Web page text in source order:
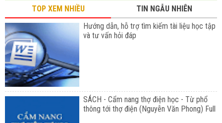
TOP XEM NHIỀU
TIN NGẪU NHIÊN
Hướng dẫn, hỗ trợ tìm kiếm tài liệu học tập
và tư vấn hỏi đáp
SÁCH - Cẩm nang thợ điện học - Từ phổ
thông tới thợ điện (Nguyễn Văn Phong) Full